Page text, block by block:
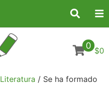
0 $0
Literatura / Se ha formado